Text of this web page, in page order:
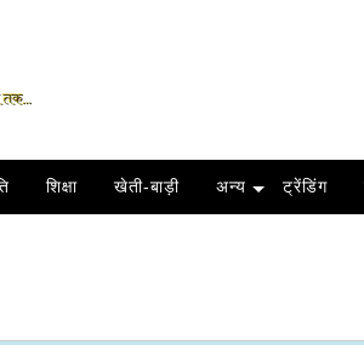
शिक्षा खेती-बाड़ी अन्य ट्रेंडिंग